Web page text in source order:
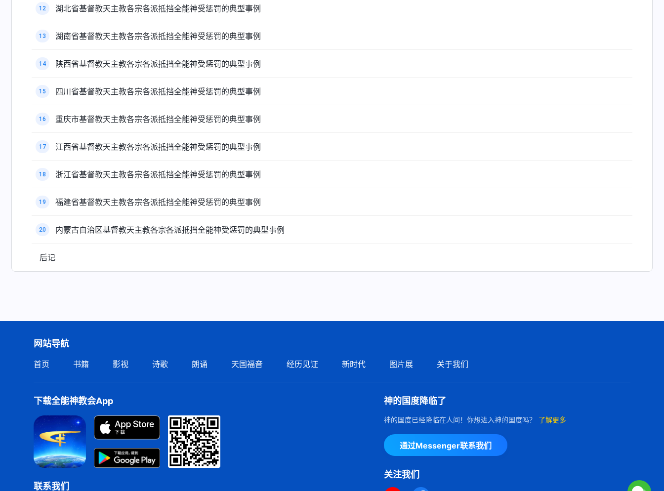
12 湖北省基督教天主教各宗各派抵挡全能神受惩罚的典型事例
13 湖南省基督教天主教各宗各派抵挡全能神受惩罚的典型事例
14 陕西省基督教天主教各宗各派抵挡全能神受惩罚的典型事例
15 四川省基督教天主教各宗各派抵挡全能神受惩罚的典型事例
16 重庆市基督教天主教各宗各派抵挡全能神受惩罚的典型事例
17 江西省基督教天主教各宗各派抵挡全能神受惩罚的典型事例
18 浙江省基督教天主教各宗各派抵挡全能神受惩罚的典型事例
19 福建省基督教天主教各宗各派抵挡全能神受惩罚的典型事例
20 内蒙古自治区基督教天主教各宗各派抵挡全能神受惩罚的典型事例
后记
网站导航
首页 书籍 影视 诗歌 朗诵 天国福音 经历见证 新时代 图片展 关于我们
下载全能神教会App
联系我们
神的国度降临了
神的国度已经降临在人间！你想进入神的国度吗？ 了解更多
通过Messenger联系我们
关注我们